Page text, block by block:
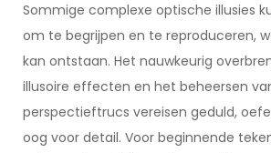
Sommige complexe optische illusies
om te begrijpen en te reproduceren,
kan ontstaan. Het nauwkeurig
illusoire effecten en het beheersen
perspectieftrucs vereisen geduld,
oog voor detail. Voor beginnende